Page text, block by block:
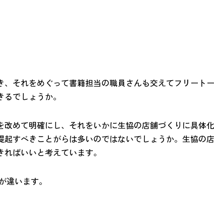
それをめぐって書籍担当の職員さんも交えてフリート
でしょうか。
めて明確にし、それをいかに生協の店舗づくりに具体
すべきことがらは多いのではないでしょうか。生協の
ばいいと考えています。
います。